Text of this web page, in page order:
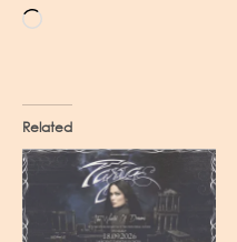
Loading…
Related